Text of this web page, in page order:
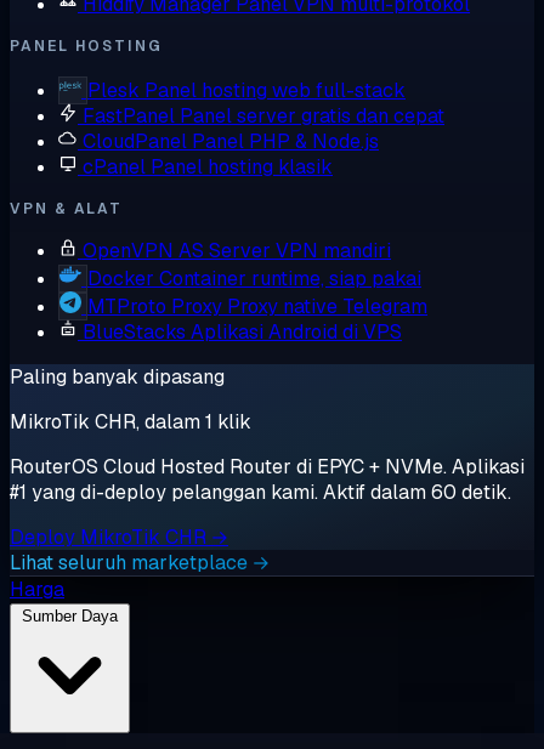
PANEL HOSTING
Plesk Panel hosting web full-stack
FastPanel Panel server gratis dan cepat
CloudPanel Panel PHP & Node.js
cPanel Panel hosting klasik
VPN & ALAT
OpenVPN AS Server VPN mandiri
Docker Container runtime, siap pakai
MTProto Proxy Proxy native Telegram
BlueStacks Aplikasi Android di VPS
Paling banyak dipasang
MikroTik CHR, dalam 1 klik
RouterOS Cloud Hosted Router di EPYC + NVMe. Aplikasi
#1 yang di-deploy pelanggan kami. Aktif dalam 60 detik.
Deploy MikroTik CHR →
Lihat seluruh marketplace →
Harga
Sumber Daya